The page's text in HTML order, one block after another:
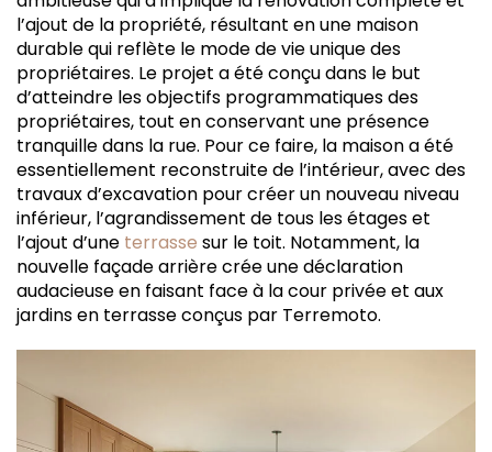
l’ajout de la propriété, résultant en une maison
durable qui reflète le mode de vie unique des
propriétaires. Le projet a été conçu dans le but
d’atteindre les objectifs programmatiques des
propriétaires, tout en conservant une présence
tranquille dans la rue. Pour ce faire, la maison a été
essentiellement reconstruite de l’intérieur, avec des
travaux d’excavation pour créer un nouveau niveau
inférieur, l’agrandissement de tous les étages et
l’ajout d’une terrasse sur le toit. Notamment, la
nouvelle façade arrière crée une déclaration
audacieuse en faisant face à la cour privée et aux
jardins en terrasse conçus par Terremoto.